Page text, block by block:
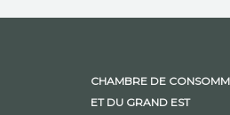
CHAMBRE DE
ET DU GRAND EST